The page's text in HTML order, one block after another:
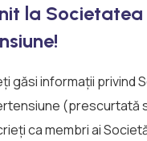
la Societatea
găsi informaţii privind
(prescurtată
ca membri ai